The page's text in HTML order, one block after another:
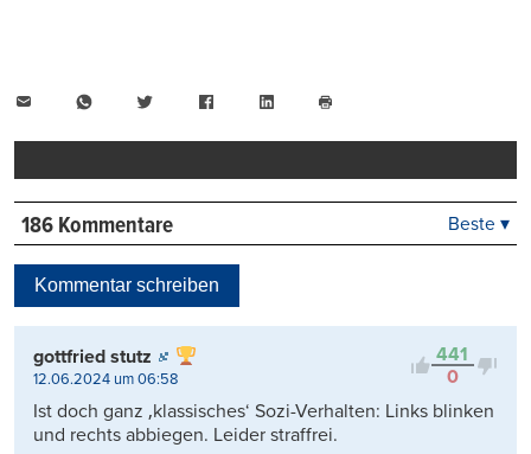
WhatsAppTwitter FacebookLinkedIn
drucken
186 Kommentare
Kontrovers
Beste ▾
Kommentar schreiben
441
0
gottfried stutz
12.06.2024 um 06:58
Ist doch ganz ‚klassisches‘ Sozi-Verhalten: Links blinken
und rechts abbiegen. Leider straffrei.